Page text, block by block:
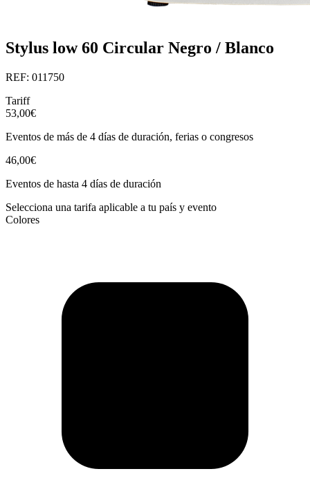
Stylus low 60 Circular Negro / Blanco
REF: 011750
Tariff
53,00€
Eventos de más de 4 días de duración, ferias o congresos
46,00€
Eventos de hasta 4 días de duración
Selecciona una tarifa aplicable a tu país y evento
Colores